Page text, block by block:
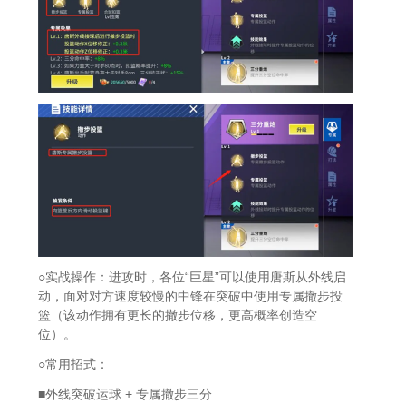
○实战操作：进攻时，各位“巨星”可以使用唐斯从外线启
动，面对对方速度较慢的中锋在突破中使用专属撤步投
篮（该动作拥有更长的撤步位移，更高概率创造空
位）。
○常用招式：
■外线突破运球 + 专属撤步三分